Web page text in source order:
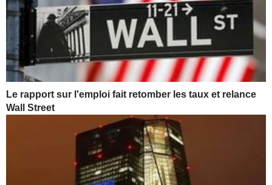
Le rapport sur l'emploi fait retomber les taux et relance
Wall Street